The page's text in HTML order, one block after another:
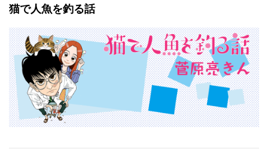
猫で人魚を釣る話